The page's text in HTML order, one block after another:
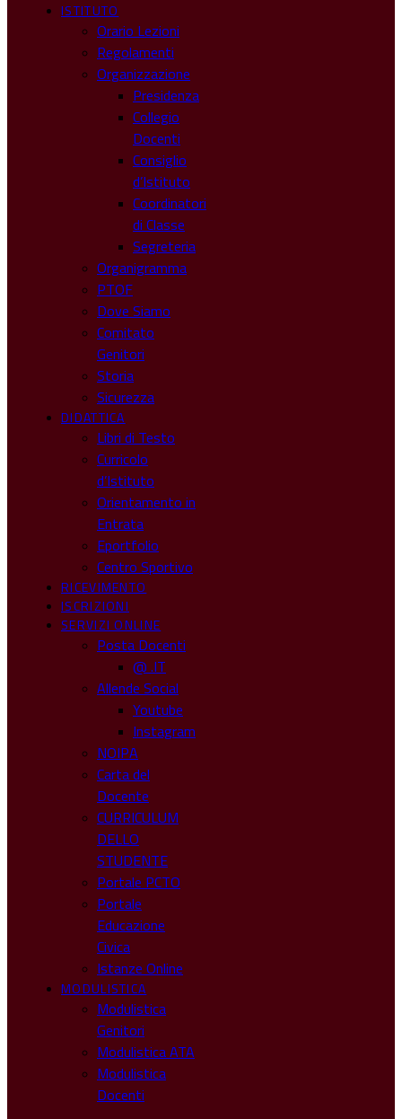
ISTITUTO
Orario Lezioni
Regolamenti
Organizzazione
Presidenza
Collegio
Docenti
Consiglio
d’Istituto
Coordinatori
di Classe
Segreteria
Organigramma
PTOF
Dove Siamo
Comitato
Genitori
Storia
Sicurezza
DIDATTICA
Libri di Testo
Curricolo
d’Istituto
Orientamento in
Entrata
Eportfolio
Centro Sportivo
RICEVIMENTO
ISCRIZIONI
SERVIZI ONLINE
Posta Docenti
@ .IT
Allende Social
Youtube
Instagram
NOIPA
Carta del
Docente
CURRICULUM
DELLO
STUDENTE
Portale PCTO
Portale
Educazione
Civica
Istanze Online
MODULISTICA
Modulistica
Genitori
Modulistica ATA
Modulistica
Docenti